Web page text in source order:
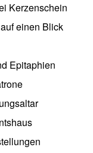
Kerzenschein
einen Blick
Epitaphien